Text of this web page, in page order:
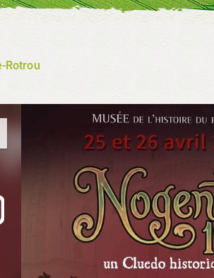
Rotrou